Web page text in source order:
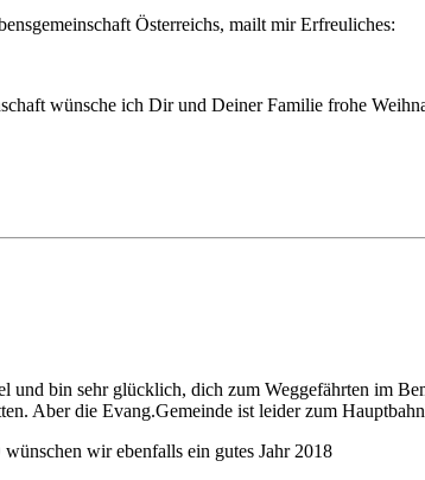
Österreichs, mailt mir Erfreuliches:
wünsche ich Dir und Deiner Familie frohe
und bin sehr glücklich, dich zum Weggefährten im
Aber die Evang.Gemeinde ist leider zum
wir ebenfalls ein gutes Jahr 2018